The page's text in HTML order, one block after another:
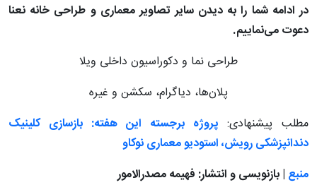
در ادامه شما را به دیدن سایر تصاویر معماری و طراحی خانه نعنا
دعوت می‌نماییم.
طراحی نما و دکوراسیون داخلی ویلا
پلان‌ها، دیاگرام، سکشن و غیره
مطلب پیشنهادی: پروژه برجسته این هفته: بازسازی کلینیک
دندانپزشکی رویش، استودیو معماری نوکاو
منبع | بازنویسی و انتشار: فهیمه مصدرالامور